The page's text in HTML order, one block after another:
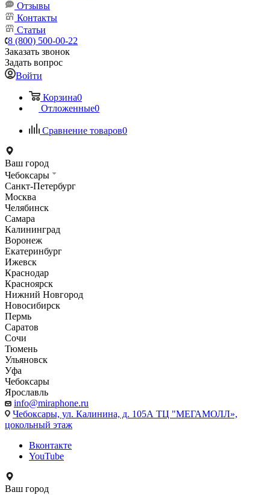
Отзывы
Контакты
Статьи
8 (800) 500-00-22
Заказать звонок
Задать вопрос
Войти
Корзина0
Отложенные0
Сравнение товаров0
Ваш город
Чебоксары
Санкт-Петербург
Москва
Челябинск
Самара
Калининград
Воронеж
Екатеринбург
Ижевск
Краснодар
Красноярск
Нижний Новгород
Новосибирск
Пермь
Саратов
Сочи
Тюмень
Ульяновск
Уфа
Чебоксары
Ярославль
info@miraphone.ru
Чебоксары, ул. Калинина, д. 105А ТЦ "МЕГАМОЛЛ»,
цокольный этаж
Вконтакте
YouTube
Ваш город